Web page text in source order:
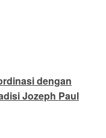
dengan
Jozeph Paul